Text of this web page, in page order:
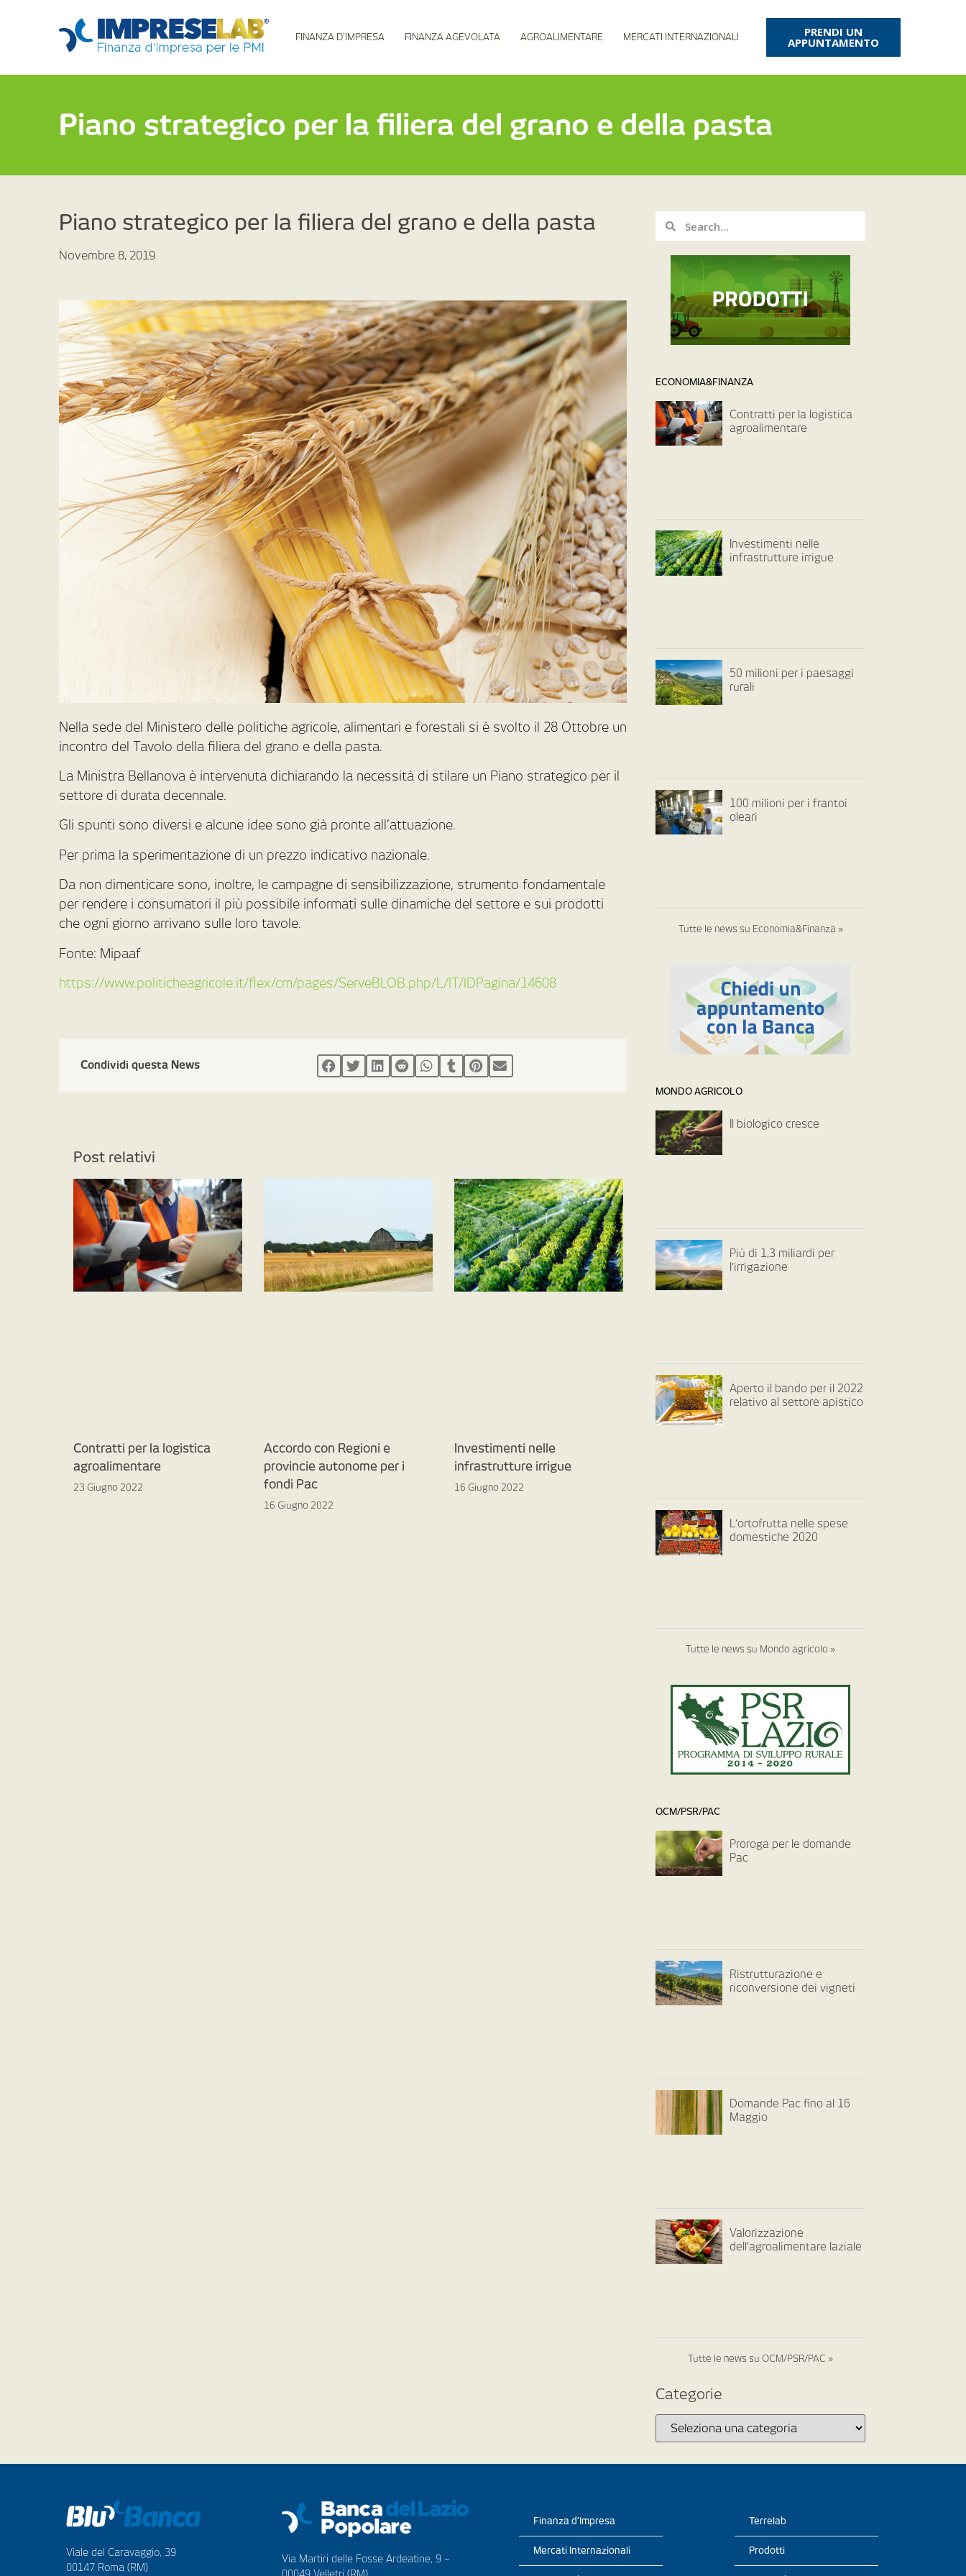
FINANZA D’IMPRESA FINANZA AGEVOLATA AGROALIMENTARE MERCATI INTERNAZIONALI PRENDI UN
APPUNTAMENTO
Piano strategico per la filiera del grano e della pasta
Piano strategico per la filiera del grano e della pasta
Novembre 8, 2019
Nella sede del Ministero delle politiche agricole, alimentari e forestali si è svolto il 28 Ottobre un
incontro del Tavolo della filiera del grano e della pasta.
La Ministra Bellanova è intervenuta dichiarando la necessità di stilare un Piano strategico per il
settore di durata decennale.
Gli spunti sono diversi e alcune idee sono già pronte all’attuazione.
Per prima la sperimentazione di un prezzo indicativo nazionale.
Da non dimenticare sono, inoltre, le campagne di sensibilizzazione, strumento fondamentale
per rendere i consumatori il più possibile informati sulle dinamiche del settore e sui prodotti
che ogni giorno arrivano sulle loro tavole.
Fonte: Mipaaf
https://www.politicheagricole.it/flex/cm/pages/ServeBLOB.php/L/IT/IDPagina/14608
Condividi questa News
Post relativi
Contratti per la logistica
agroalimentare
23 Giugno 2022
Accordo con Regioni e
provincie autonome per i
fondi Pac
16 Giugno 2022
Investimenti nelle
infrastrutture irrigue
16 Giugno 2022
ECONOMIA&FINANZA
Contratti per la logistica
agroalimentare
Investimenti nelle
infrastrutture irrigue
50 milioni per i paesaggi
rurali
100 milioni per i frantoi
oleari
Tutte le news su Economia&Finanza »
MONDO AGRICOLO
Il biologico cresce
Più di 1,3 miliardi per
l’irrigazione
Aperto il bando per il 2022
relativo al settore apistico
L’ortofrutta nelle spese
domestiche 2020
Tutte le news su Mondo agricolo »
OCM/PSR/PAC
Proroga per le domande
Pac
Ristrutturazione e
riconversione dei vigneti
Domande Pac fino al 16
Maggio
Valorizzazione
dell’agroalimentare laziale
Tutte le news su OCM/PSR/PAC »
Categorie
Viale del Caravaggio, 39
00147 Roma (RM)
Via Martiri delle Fosse Ardeatine, 9 –
Finanza d’Impresa
Mercati Internazionali
Terrelab
Prodotti